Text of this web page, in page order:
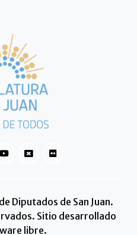
Diputados de San Juan.
Sitio desarrollado
libre.